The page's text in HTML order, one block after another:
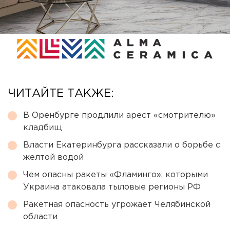
ЧИТАЙТЕ ТАКЖЕ:
В Оренбурге продлили арест «смотрителю»
кладбищ
Власти Екатеринбурга рассказали о борьбе с
желтой водой
Чем опасны ракеты «Фламинго», которыми
Украина атаковала тыловые регионы РФ
Ракетная опасность угрожает Челябинской
области